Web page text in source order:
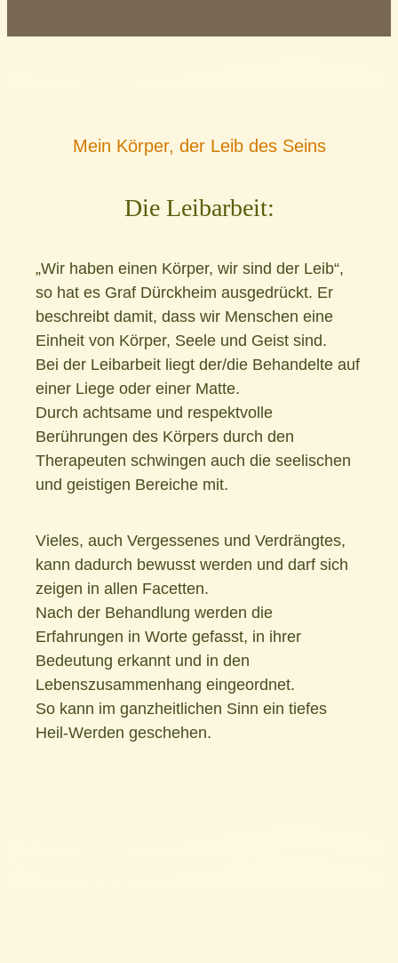
Mein Körper, der Leib des Seins
Die Leibarbeit:
„Wir haben einen Körper, wir sind der Leib“,
so hat es Graf Dürckheim ausgedrückt. Er
beschreibt damit, dass wir Menschen eine
Einheit von Körper, Seele und Geist sind.
Bei der Leibarbeit liegt der/die Behandelte auf
einer Liege oder einer Matte.
Durch achtsame und respektvolle
Berührungen des Körpers durch den
Therapeuten schwingen auch die seelischen
und geistigen Bereiche mit.
Vieles, auch Vergessenes und Verdrängtes,
kann dadurch bewusst werden und darf sich
zeigen in allen Facetten.
Nach der Behandlung werden die
Erfahrungen in Worte gefasst, in ihrer
Bedeutung erkannt und in den
Lebenszusammenhang eingeordnet.
So kann im ganzheitlichen Sinn ein tiefes
Heil-Werden geschehen.